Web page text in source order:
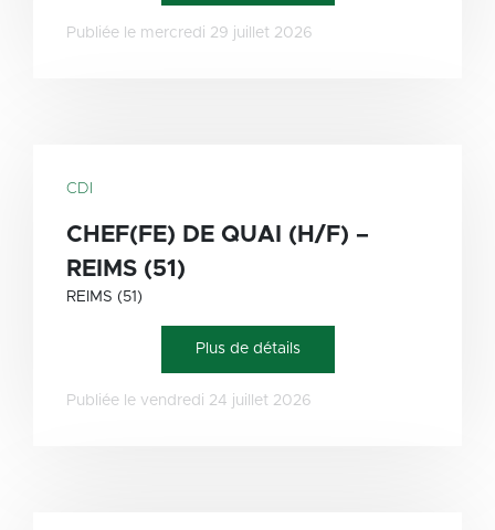
Publiée le mercredi 29 juillet 2026
CDI
CHEF(FE) DE QUAI (H/F) –
REIMS (51)
REIMS (51)
Plus de détails
Publiée le vendredi 24 juillet 2026